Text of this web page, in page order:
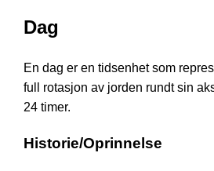
Dag
En dag er en tidsenhet som
full rotasjon av jorden rundt sin
24 timer.
Historie/Oprinnelse